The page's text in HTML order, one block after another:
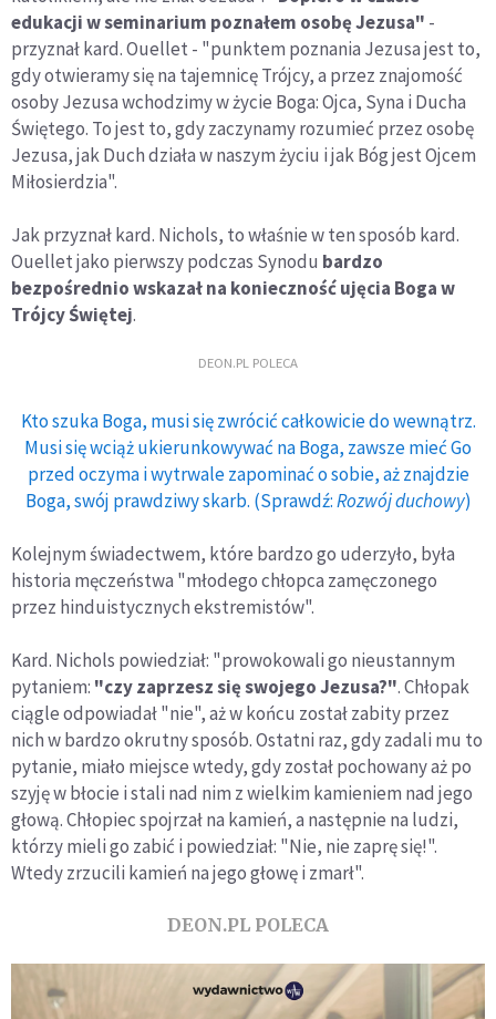
edukacji w seminarium poznałem osobę Jezusa" -
przyznał kard. Ouellet - "punktem poznania Jezusa jest to,
gdy otwieramy się na tajemnicę Trójcy, a przez znajomość
osoby Jezusa wchodzimy w życie Boga: Ojca, Syna i Ducha
Świętego. To jest to, gdy zaczynamy rozumieć przez osobę
Jezusa, jak Duch działa w naszym życiu i jak Bóg jest Ojcem
Miłosierdzia".
Jak przyznał kard. Nichols, to właśnie w ten sposób kard.
Ouellet jako pierwszy podczas Synodu bardzo
bezpośrednio wskazał na konieczność ujęcia Boga w
Trójcy Świętej.
DEON.PL POLECA
Kto szuka Boga, musi się zwrócić całkowicie do wewnątrz.
Musi się wciąż ukierunkowywać na Boga, zawsze mieć Go
przed oczyma i wytrwale zapominać o sobie, aż znajdzie
Boga, swój prawdziwy skarb. (Sprawdź:Rozwój duchowy)
Kolejnym świadectwem, które bardzo go uderzyło, była
historia męczeństwa "młodego chłopca zamęczonego
przez hinduistycznych ekstremistów".
Kard. Nichols powiedział: "prowokowali go nieustannym
pytaniem: "czy zaprzesz się swojego Jezusa?". Chłopak
ciągle odpowiadał "nie", aż w końcu został zabity przez
nich w bardzo okrutny sposób. Ostatni raz, gdy zadali mu to
pytanie, miało miejsce wtedy, gdy został pochowany aż po
szyję w błocie i stali nad nim z wielkim kamieniem nad jego
głową. Chłopiec spojrzał na kamień, a następnie na ludzi,
którzy mieli go zabić i powiedział: "Nie, nie zaprę się!".
Wtedy zrzucili kamień na jego głowę i zmarł".
DEON.PL POLECA